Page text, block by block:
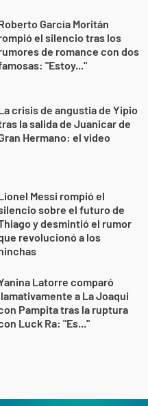
García Moritán
el silencio tras los
de romance con dos
"Estoy..."
crisis de angustia de Yipio
la salida de Juanicar de
Hermano: el video
Messi rompió el
sobre el futuro de
y desmintió el rumor
revolucionó a los
Latorre comparó
a La Joaqui
Pampita tras la ruptura
Luck Ra: "Es..."